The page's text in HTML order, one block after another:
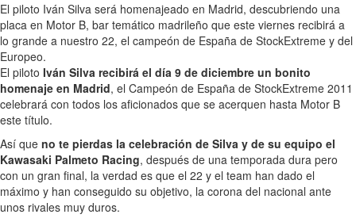
El piloto Iván Silva será homenajeado en Madrid, descubriendo una
placa en Motor B, bar temático madrileño que este viernes recibirá a
lo grande a nuestro 22, el campeón de España de StockExtreme y del
Europeo.
El piloto Iván Silva recibirá el día 9 de diciembre un bonito
homenaje en Madrid, el Campeón de España de StockExtreme 2011
celebrará con todos los aficionados que se acerquen hasta Motor B
este título.
Así que no te pierdas la celebración de Silva y de su equipo el
Kawasaki Palmeto Racing, después de una temporada dura pero
con un gran final, la verdad es que el 22 y el team han dado el
máximo y han conseguido su objetivo, la corona del nacional ante
unos rivales muy duros.